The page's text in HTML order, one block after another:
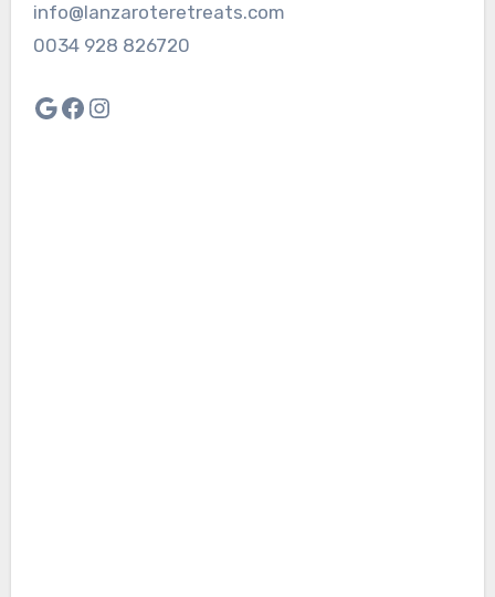
info@lanzaroteretreats.com
0034 928 826720
Google
Facebook
Instagram